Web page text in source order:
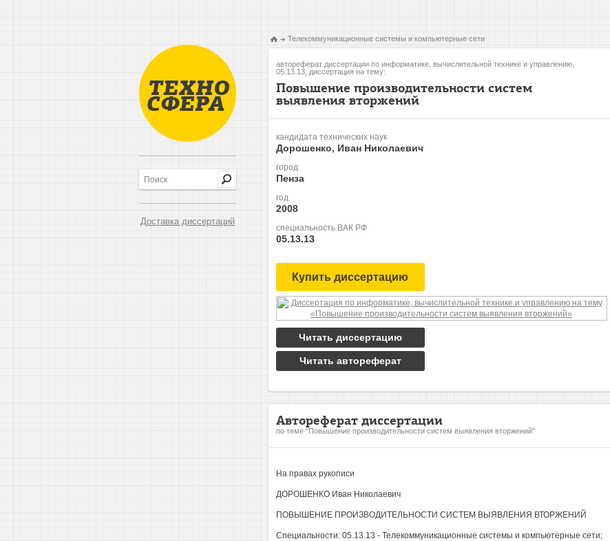
Доставка диссертаций
Телекоммуникационные системы и компьютерные сети
автореферат диссертации по информатике, вычислительной технике и управлению,
05.13.13, диссертация на тему:
Повышение производительности систем
выявления вторжений
кандидата технических наук
Дорошенко, Иван Николаевич
город
Пенза
год
2008
специальность ВАК РФ
05.13.13
Купить диссертацию
Читать диссертацию
Читать автореферат
Автореферат диссертации
по теме "Повышение производительности систем выявления вторжений"
На правах рукописи
ДОРОШЕНКО Иван Николаевич
ПОВЫШЕНИЕ ПРОИЗВОДИТЕЛЬНОСТИ СИСТЕМ ВЫЯВЛЕНИЯ ВТОРЖЕНИЙ
Специальности: 05.13.13 - Телекоммуникационные системы и компьютерные сети;